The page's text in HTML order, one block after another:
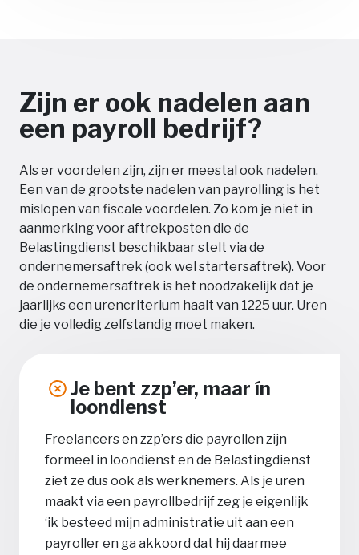
Zijn er ook nadelen aan
een payroll bedrijf?
Als er voordelen zijn, zijn er meestal ook nadelen.
Een van de grootste nadelen van payrolling is het
mislopen van fiscale voordelen. Zo kom je niet in
aanmerking voor aftrekposten die de
Belastingdienst beschikbaar stelt via de
ondernemersaftrek (ook wel startersaftrek). Voor
de ondernemersaftrek is het noodzakelijk dat je
jaarlijks een urencriterium haalt van 1225 uur. Uren
die je volledig zelfstandig moet maken.
Je bent zzp’er, maar ín
loondienst
Freelancers en zzp’ers die payrollen zijn
formeel in loondienst en de Belastingdienst
ziet ze dus ook als werknemers. Als je uren
maakt via een payrollbedrijf zeg je eigenlijk
‘ik besteed mijn administratie uit aan een
payroller en ga akkoord dat hij daarmee